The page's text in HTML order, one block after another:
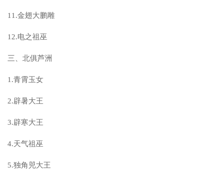
11.金翅大鹏雕
12.电之祖巫
三、北俱芦洲
1.青霄玉女
2.辟暑大王
3.辟寒大王
4.天气祖巫
5.独角兕大王